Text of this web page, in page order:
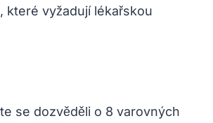
které vyžadují lékařskou
se dozvěděli o 8 varovných